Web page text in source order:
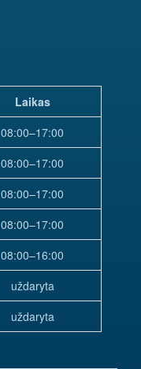
Laikas
08:00–17:00
08:00–17:00
08:00–17:00
08:00–17:00
08:00–16:00
uždaryta
uždaryta